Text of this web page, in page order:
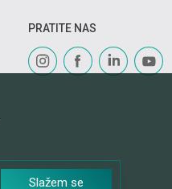
PRATITE NAS
Slažem se